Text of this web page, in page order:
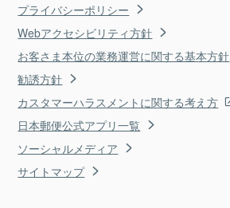
プライバシーポリシー
Webアクセシビリティ方針
お客さま本位の業務運営に関する基本方針
勧誘方針
カスタマーハラスメントに関する考え方
日本郵便公式アプリ一覧
ソーシャルメディア
サイトマップ